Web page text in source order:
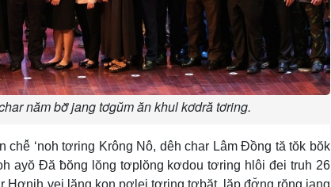
năm bơ̆ jang tơgŭm ăn khul kơdră tơring.
‘noh tơring Krông Nô, dêh char Lâm Đồng tă tŏk bŏk
ayŏ Đă ƀŏng lŏng tơplŏng kơdou tơring hlôi đei truh 26